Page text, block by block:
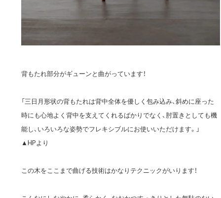
背もたれ部分がギューンと曲がっています！
「三日月形状の背もたれは背中全体を優しく包み込み、斜めに座った
時にも心地よく背中を支えてくれるばかりでなく、肘置きとしても機
能し、いろいろな姿勢でフレキシブルにお使いいただけます。」
▲HPより
この木をここまで曲げる技術はかなりテクニックがいります！